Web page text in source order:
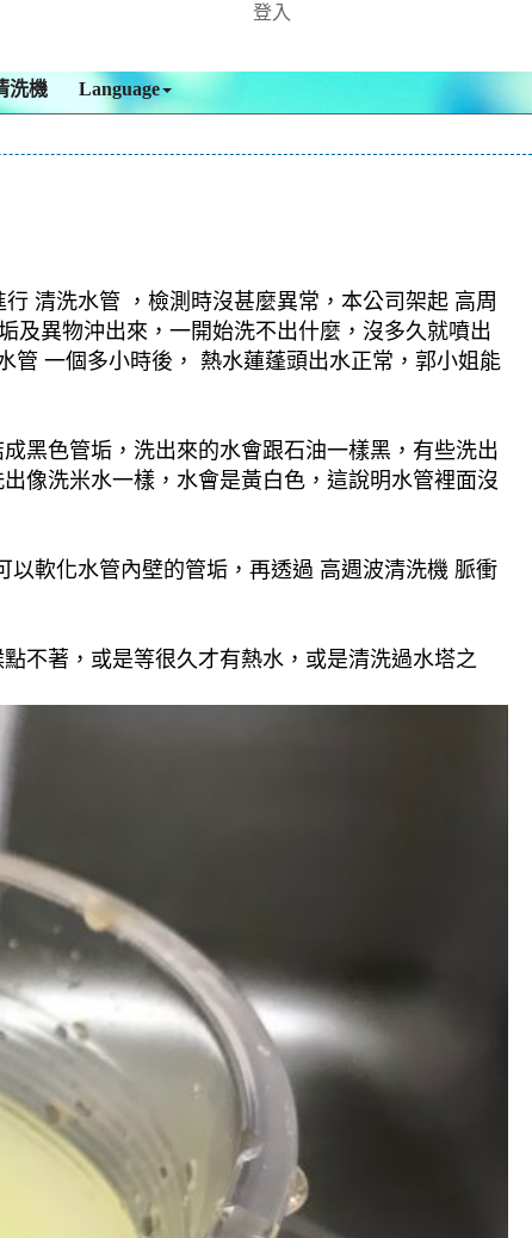
登入
洗機 Language
清洗水管 ，檢測時沒甚麼異常，本公司架起 高周
及異物沖出來，一開始洗不出什麼，沒多久就噴出
管 一個多小時後， 熱水蓮蓬頭出水正常，郭小姐能
黑色管垢，洗出來的水會跟石油一樣黑，有些洗出
像洗米水一樣，水會是黃白色，這說明水管裡面沒
軟化水管內壁的管垢，再透過 高週波清洗機 脈衝
不著，或是等很久才有熱水，或是清洗過水塔之